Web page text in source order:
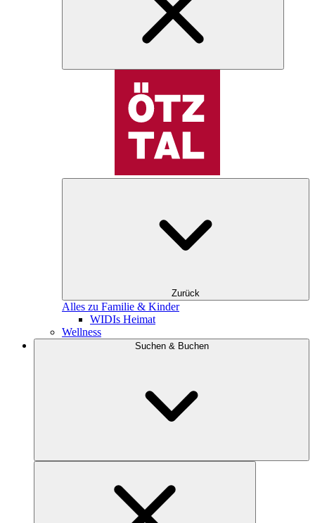
Zurück
Alles zu Familie & Kinder
WIDIs Heimat
Wellness
Suchen & Buchen